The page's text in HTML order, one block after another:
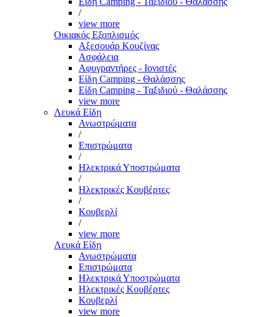
/
view more
Οικιακός Εξοπλισμός
Αξεσουάρ Κουζίνας
Ασφάλεια
Αφυγραντήρες - Ιονιστές
Είδη Camping - Θαλάσσης
Είδη Camping - Ταξιδιού - Θαλάσσης
view more
Λευκά Είδη
Ανωστρώματα
/
Επιστρώματα
/
Ηλεκτρικά Υποστρώματα
/
Ηλεκτρικές Κουβέρτες
/
Κουβερλί
/
view more
Λευκά Είδη
Ανωστρώματα
Επιστρώματα
Ηλεκτρικά Υποστρώματα
Ηλεκτρικές Κουβέρτες
Κουβερλί
view more